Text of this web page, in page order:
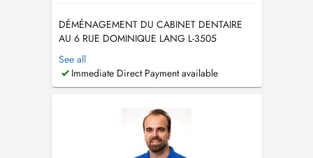
DÉMÉNAGEMENT DU CABINET DENTAIRE
AU 6 RUE DOMINIQUE LANG L-3505
DUDELANGE A PARTIR DU 15/06/2026
URGENCE SOIR/WEEK END : +352 621 640
049 PRISE DE RDV PAR
640 049 TIERS PAYANT DISPONIBLE,
AUCUNE AVANCE DE FRAIS SUR LA PART
CNS Traitements de racines - Dé...
See all
Immediate Direct Payment available